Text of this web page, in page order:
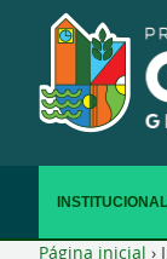
INSTITUCIONAL
Página inicial ›